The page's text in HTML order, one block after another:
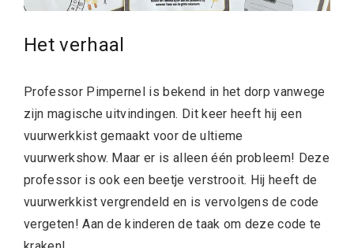
Het verhaal
Professor Pimpernel is bekend in het dorp vanwege
zijn magische uitvindingen. Dit keer heeft hij een
vuurwerkkist gemaakt voor de ultieme
vuurwerkshow. Maar er is alleen één probleem! Deze
professor is ook een beetje verstrooit. Hij heeft de
vuurwerkkist vergrendeld en is vervolgens de code
vergeten! Aan de kinderen de taak om deze code te